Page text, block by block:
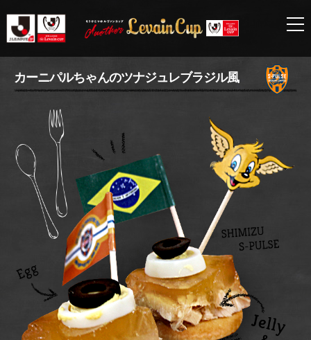
カーニパルちゃんのツナジュレブラジル風